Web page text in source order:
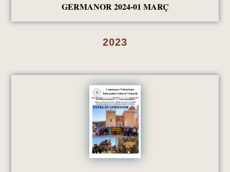
GERMANOR 2024-01 MARÇ
2023